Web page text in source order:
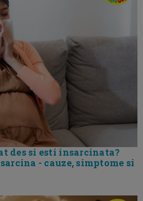
des si esti insarcinata?
- cauze, simptome si